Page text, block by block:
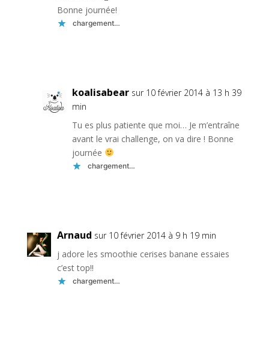
Bonne journée!
chargement…
koalisabear sur 10 février 2014 à 13 h 39
min
Tu es plus patiente que moi… Je m’entraîne
avant le vrai challenge, on va dire ! Bonne
journée
chargement…
Arnaud sur 10 février 2014 à 9 h 19 min
j adore les smoothie cerises banane essaies
c’est top!!
chargement…